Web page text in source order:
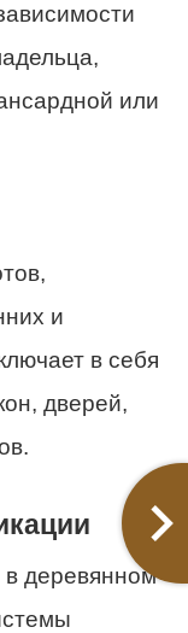
или
и
в себя
дверей,
деревянном